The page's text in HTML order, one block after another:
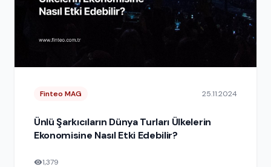
Finteo MAG 25.11.2024
Ünlü Şarkıcıların Dünya Turları Ülkelerin
Ekonomisine Nasıl Etki Edebilir?
1,379